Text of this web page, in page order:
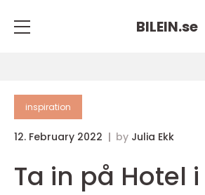
BILEIN.se
inspiration
12. February 2022 by Julia Ekk
Ta in på Hotel